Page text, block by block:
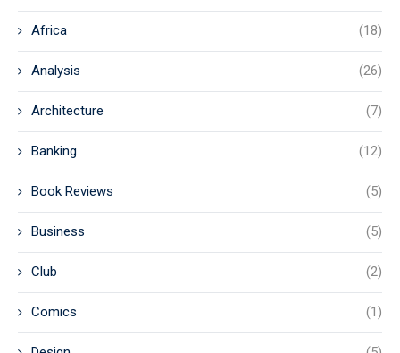
Africa (18)
Analysis (26)
Architecture (7)
Banking (12)
Book Reviews (5)
Business (5)
Club (2)
Comics (1)